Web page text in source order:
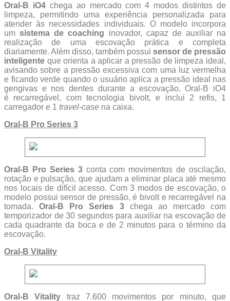
Oral-B iO4 chega ao mercado com 4 modos distintos de
limpeza, permitindo uma experiência personalizada para
atender às necessidades individuais. O modelo incorpora
umsistema de coaching inovador, capaz de auxiliar na
realização de uma escovação prática e completa
diariamente. Além disso, também possui sensor de pressão
inteligente que orienta a aplicar a pressão de limpeza ideal,
avisando sobre a pressão excessiva com uma luz vermelha
e ficando verde quando o usuário aplica a pressão ideal nas
gengivas e nos dentes durante a escovação. Oral-B iO4
é recarregável, com tecnologia bivolt, e inclui 2 refis, 1
carregador e 1 travel-case na caixa.
Oral-B Pro Series 3
Oral-B Pro Series 3conta com movimentos de oscilação,
rotação e pulsação, que ajudam a eliminar placa até mesmo
nos locais de difícil acesso. Com 3 modos de escovação, o
modelo possui sensor de pressão, é bivolt e recarregável na
tomada.Oral-B Pro Series 3chega ao mercado com
temporizador de 30 segundos para auxiliar na escovação de
cada quadrante da boca e de 2 minutos para o término da
escovação.
Oral-B Vitality
Oral-B Vitality traz 7.600 movimentos por minuto, que